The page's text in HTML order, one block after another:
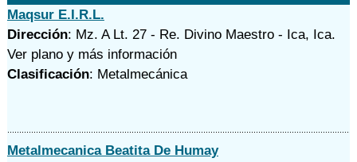
Maqsur E.I.R.L.
Dirección: Mz. A Lt. 27 - Re. Divino Maestro - Ica, Ica.
Ver plano y más información
Clasificación: Metalmecánica
Metalmecanica Beatita De Humay